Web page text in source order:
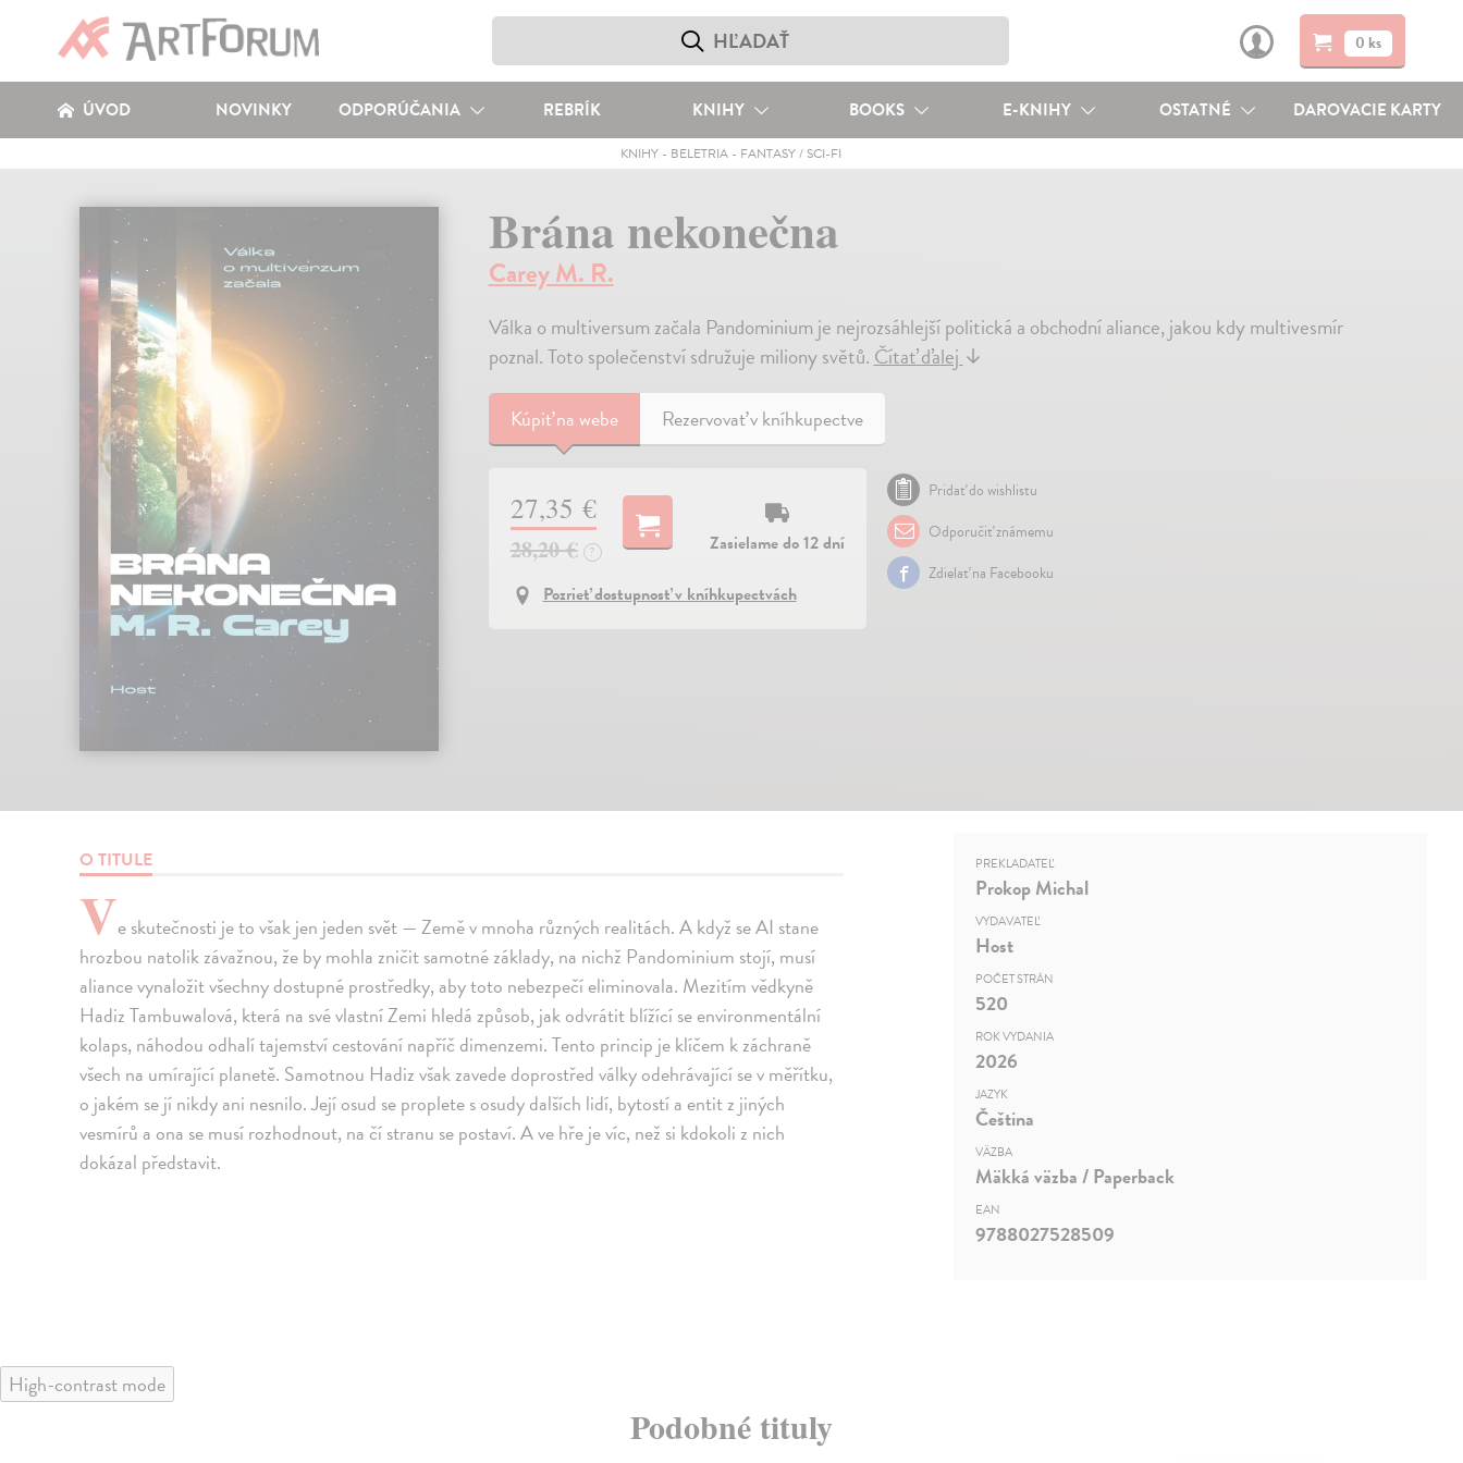
0 ks
ÚVOD NOVINKY ODPORÚČANIA REBRÍK KNIHY BOOKS E-KNIHY OSTATNÉ DAROVACIE KARTY
KNIHY - BELETRIA - FANTASY / SCI-FI
Brána nekonečna
Carey M. R.
Válka o multiversum začala Pandominium je nejrozsáhlejší politická a obchodní aliance, jakou kdy multivesmír
poznal. Toto společenství sdružuje miliony světů.Čítať ďalej↓
Kúpiťna webe Rezervovať v kníhkupectve
27,35 €
28,20 € ?
Zasielame do 12 dní
Pozrieť dostupnosť v kníhkupectvách
Pridať do wishlistu
Odporučiť známemu
Zdielať na Facebooku
O TITULE
Ve skutečnosti je to však jen jeden svět — Země v mnoha různých realitách. A když se AI stane
hrozbou natolik závažnou, že by mohla zničit samotné základy, na nichž Pandominium stojí, musí
aliance vynaložit všechny dostupné prostředky, aby toto nebezpečí eliminovala. Mezitím vědkyně
Hadiz Tambuwalová, která na své vlastní Zemi hledá způsob, jak odvrátit blížící se environmentální
kolaps, náhodou odhalí tajemství cestování napříč dimenzemi. Tento princip je klíčem k záchraně
všech na umírající planetě. Samotnou Hadiz však zavede doprostřed války odehrávající se v měřítku,
o jakém se jí nikdy ani nesnilo. Její osud se proplete s osudy dalších lidí, bytostí a entit z jiných
vesmírů a ona se musí rozhodnout, na čí stranu se postaví. A ve hře je víc, než si kdokoli z nich
dokázal představit.
PREKLADATEĽ
Prokop Michal
VYDAVATEĽ
Host
POČET STRÁN
520
ROK VYDANIA
2026
JAZYK
Čeština
VÄZBA
Mäkká väzba / Paperback
EAN
9788027528509
High-contrast mode
Podobné tituly